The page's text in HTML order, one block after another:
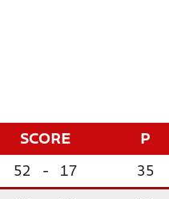
SCORE P
52 - 17 35